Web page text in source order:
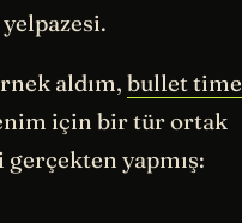
aldım, bullet time
için bir tür ortak
yapmış: